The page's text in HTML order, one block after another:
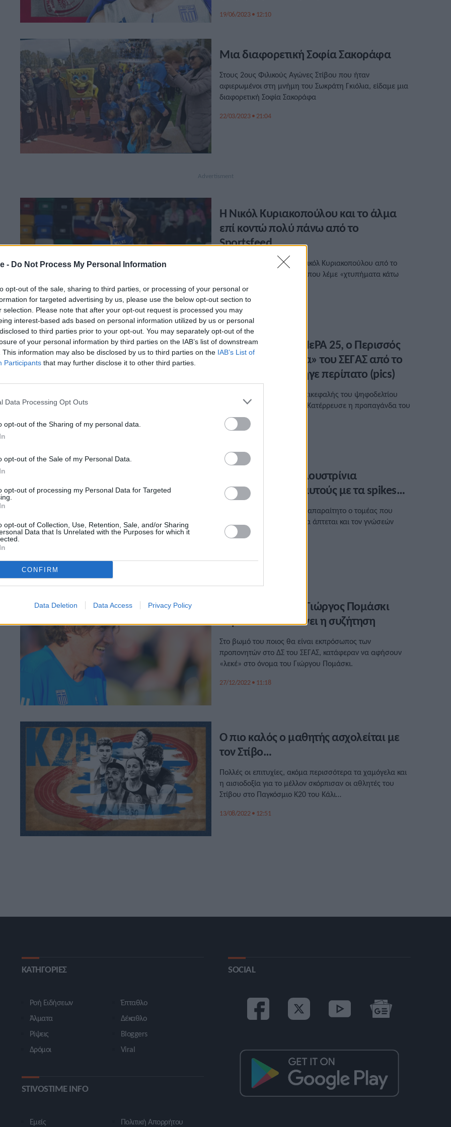
- Do Not Process My Personal Information
opt-out of the sale, sharing to third parties, or processing of your personal or
for targeted advertising by us, please use the below opt-out section to
selection. Please note that after your opt-out request is processed you may
interest-based ads based on personal information utilized by us or personal
to third parties prior to your opt-out. You may separately opt-out of the
of your personal information by third parties on the IAB’s list of downstream
This information may also be disclosed by us to third parties on the IAB’s List of
Participants that may further disclose it to other third parties.
Data Processing Opt Outs
opt-out of the Sharing of my personal data.
opt-out of the Sale of my Personal Data.
opt-out of processing my Personal Data for Targeted
opt-out of Collection, Use, Retention, Sale, and/or Sharing
Data that Is Unrelated with the Purposes for which it
CONFIRM
Data Deletion Data Access Privacy Policy
19/06/2023 • 12:10
Μια διαφορετική Σοφία Σακοράφα
Στους 2ους Φιλικούς Αγώνες Στίβου που ήταν
αφιερωμένοι στη μνήμη του Σωκράτη Γκιόλια, είδαμε μια
διαφορετική Σοφία Σακοράφα
22/03/2023 • 21:04
H Νικόλ Κυριακοπούλου και το άλμα
επί κοντώ πολύ πάνω από το
Sportsfeed
Η κριτική που δέχθηκε η Νικόλ Κυριακοπούλου από το
Sportsfeed ήταν από αυτά που λέμε «χτυπήματα κάτω
από τη μέση».
07/03/2023 • 13:36
Η Σακοράφα, το ΜεΡΑ 25, ο Περισσός
και το «κοκκίνισμα» του ΣΕΓΑΣ από το
Sportsfeed που πήγε περίπατο (pics)
Η Σοφία Σακοράφα είναι επικεφαλής του ψηφοδελτίου
Επικρατείας του ΜεΡΑ 25. Κατέρρευσε η προπαγάνδα τoυ
Sportsfeed.
Όταν αυτοί με τα λουστρίνια
αποφασίζουν γι’ αυτούς με τα spikes…
Στην πολιτική ηγεσία είναι απαραίτητο ο τομέας που
ασχολούνται οι αρμόδιοι να άπτεται και τον γνώσεών
τους.
ΣΕΓΑΣ: Στο όνομα Γιώργος Πομάσκι
έπρεπε να τελειώνει η συζήτηση
Στο βωμό του ποιος θα είναι εκπρόσωπος των
προπονητών στο ΔΣ του ΣΕΓΑΣ, κατάφεραν να αφήσουν
«λεκέ» στο όνομα του Γιώργου Πομάσκι.
27/12/2022 • 11:18
Ο πιο καλός ο μαθητής ασχολείται με
τον Στίβο…
Πολλές οι επιτυχίες, ακόμα περισσότερα τα χαμόγελα και
η αισιοδοξία για το μέλλον σκόρπισαν οι αθλητές του
Στίβου στο Παγκόσμιο Κ20 του Κάλι…
13/08/2022 • 12:51
ΚΑΤΗΓΟΡΙΕΣ
Ροή Ειδήσεων
Άλματα
Ρίψεις
Δρόμοι
Έπταθλο
Δέκαθλο
Bloggers
Viral
STIVOSTIME INFO
Εμείς Πολιτική Απορρήτου
SOCIAL